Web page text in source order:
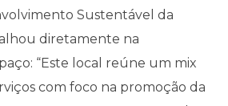
Sustentável da
diretamente na
“Este local reúne um mix
com foco na promoção da